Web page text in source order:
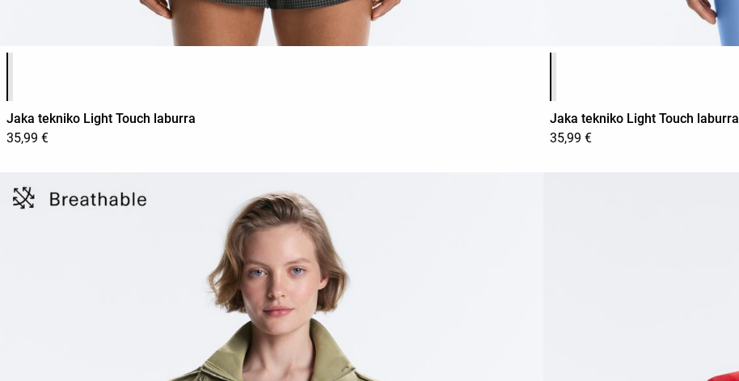
Jaka tekniko Light Touch laburra
35,99 €
Jaka tekniko Light Touch laburra
35,99 €